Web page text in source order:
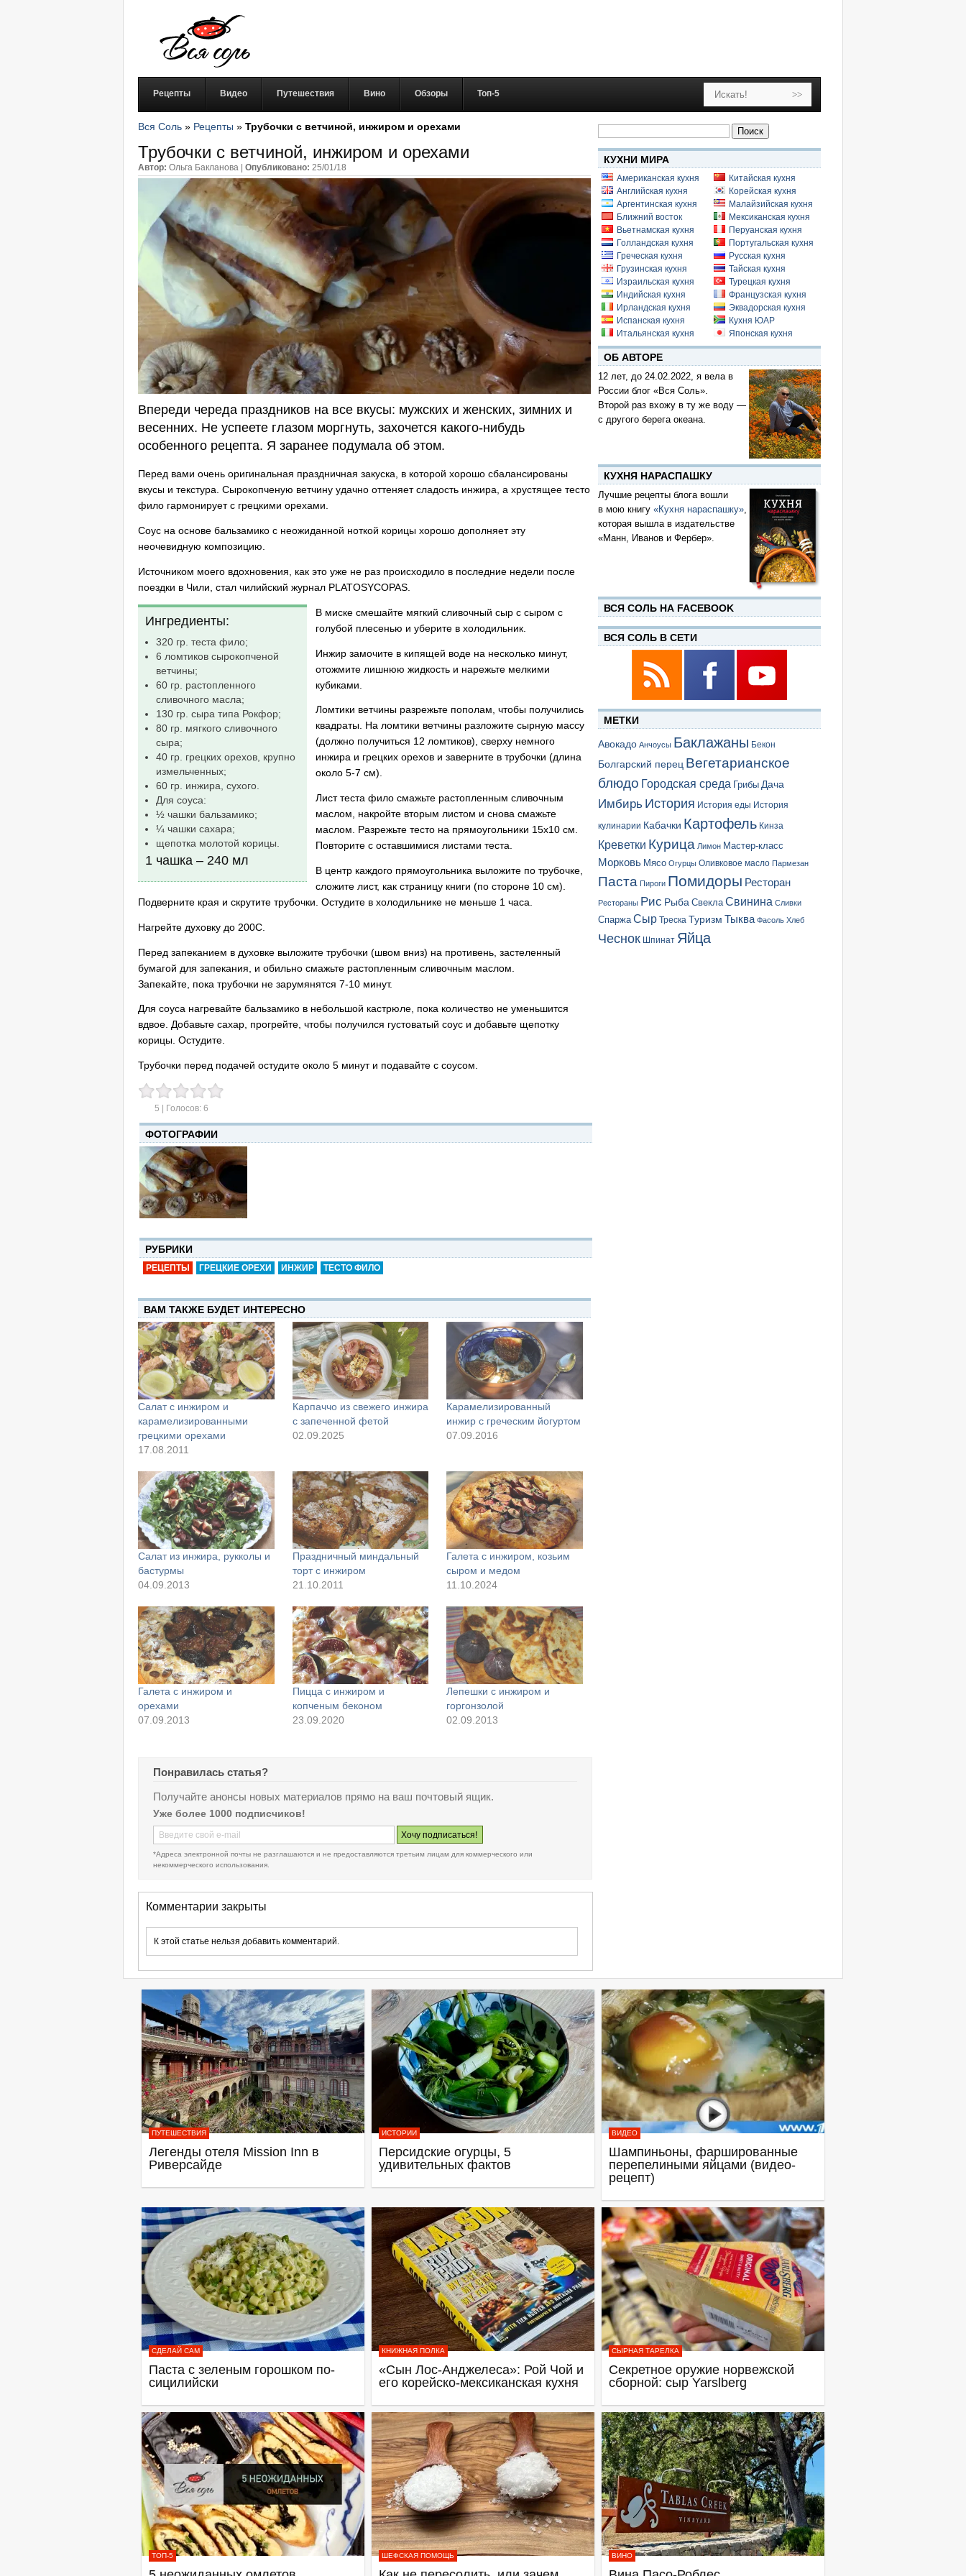
Рецепты Видео Путешествия Вино Обзоры Топ-5
Вся Соль » Рецепты » Трубочки с ветчиной, инжиром и орехами
Трубочки с ветчиной, инжиром и орехами
Автор: Ольга Бакланова | Опубликовано: 25/01/18
Впереди череда праздников на все вкусы: мужских и женских, зимних и
весенних. Не успеете глазом моргнуть, захочется какого-нибудь
особенного рецепта. Я заранее подумала об этом.
Перед вами очень оригинальная праздничная закуска, в которой хорошо сбалансированы
вкусы и текстура. Сырокопченую ветчину удачно оттеняет сладость инжира, а хрустящее тесто
фило гармонирует с грецкими орехами.
Соус на основе бальзамико с неожиданной ноткой корицы хорошо дополняет эту
неочевидную композицию.
Источником моего вдохновения, как это уже не раз происходило в последние недели после
поездки в Чили, стал чилийский журнал PLATOSYCOPAS.
Ингредиенты:
320 гр. теста фило;
6 ломтиков сырокопченой
ветчины;
60 гр. растопленного
сливочного масла;
130 гр. сыра типа Рокфор;
80 гр. мягкого сливочного
сыра;
40 гр. грецких орехов, крупно
измельченных;
60 гр. инжира, сухого.
Для соуса:
½ чашки бальзамико;
¼ чашки сахара;
щепотка молотой корицы.
1 чашка – 240 мл
В миске смешайте мягкий сливочный сыр с сыром с
голубой плесенью и уберите в холодильник.
Инжир замочите в кипящей воде на несколько минут,
отожмите лишнюю жидкость и нарежьте мелкими
кубиками.
Ломтики ветчины разрежьте пополам, чтобы получились
квадраты. На ломтики ветчины разложите сырную массу
(должно получиться 12 ломтиков), сверху немного
инжира и грецких орехов и заверните в трубочки (длина
около 5-7 см).
Лист теста фило смажьте растопленным сливочным
маслом, накройте вторым листом и снова смажьте
маслом. Разрежьте тесто на прямоугольники 15х10 см.
Повторите с оставшимися листами теста.
В центр каждого прямоугольника выложите по трубочке,
сложите лист, как страницу книги (по стороне 10 см).
Подверните края и скрутите трубочки. Остудите в холодильнике не меньше 1 часа.
Нагрейте духовку до 200С.
Перед запеканием в духовке выложите трубочки (швом вниз) на противень, застеленный
бумагой для запекания, и обильно смажьте растопленным сливочным маслом.
Запекайте, пока трубочки не зарумянятся 7-10 минут.
Для соуса нагревайте бальзамико в небольшой кастрюле, пока количество не уменьшится
вдвое. Добавьте сахар, прогрейте, чтобы получился густоватый соус и добавьте щепотку
корицы. Остудите.
Трубочки перед подачей остудите около 5 минут и подавайте с соусом.
5 | Голосов: 6
ФОТОГРАФИИ
РУБРИКИ
РЕЦЕПТЫ ГРЕЦКИЕ ОРЕХИ ИНЖИР ТЕСТО ФИЛО
ВАМ ТАКЖЕ БУДЕТ ИНТЕРЕСНО
Салат с инжиром и
карамелизированными
грецкими орехами
17.08.2011
Карпаччо из свежего инжира
с запеченной фетой
02.09.2025
Карамелизированный
инжир с греческим йогуртом
07.09.2016
Салат из инжира, рукколы и
бастурмы
04.09.2013
Праздничный миндальный
торт с инжиром
21.10.2011
Галета с инжиром, козьим
сыром и медом
11.10.2024
Галета с инжиром и
орехами
07.09.2013
Пицца с инжиром и
копченым беконом
23.09.2020
Лепешки с инжиром и
горгонзолой
02.09.2013
Понравилась статья?
Получайте анонсы новых материалов прямо на ваш почтовый ящик.
Уже более 1000 подписчиков!
*Адреса электронной почты не разглашаются и не предоставляются третьим лицам для коммерческого или
некоммерческого использования.
Комментарии закрыты
К этой статье нельзя добавить комментарий.
Найти:
КУХНИ МИРА
Американская кухня
Английская кухня
Аргентинская кухня
Ближний восток
Вьетнамская кухня
Голландская кухня
Греческая кухня
Грузинская кухня
Израильская кухня
Индийская кухня
Ирландская кухня
Испанская кухня
Итальянская кухня
Китайская кухня
Корейская кухня
Малайзийская кухня
Мексиканская кухня
Перуанская кухня
Португальская кухня
Русская кухня
Тайская кухня
Турецкая кухня
Французская кухня
Эквадорская кухня
Кухня ЮАР
Японская кухня
ОБ АВТОРЕ
12 лет, до 24.02.2022, я вела в
России блог «Вся Соль».
Второй раз вхожу в ту же воду —
с другого берега океана.
КУХНЯ НАРАСПАШКУ
Лучшие рецепты блога вошли
в мою книгу «Кухня нараспашку»,
которая вышла в издательстве
«Манн, Иванов и Фербер».
ВСЯ СОЛЬ НА FACEBOOK
ВСЯ СОЛЬ В СЕТИ
МЕТКИ
Авокадо Анчоусы Баклажаны Бекон
Болгарский перец Вегетарианское
блюдо Городская среда Грибы Дача
Имбирь История История еды История
кулинарии Кабачки Картофель Кинза
Креветки Курица Лимон Мастер-класс
Морковь Мясо Огурцы Оливковое масло Пармезан
Паста Пироги Помидоры Ресторан
Рестораны Рис Рыба Свекла Свинина Сливки
Спаржа Сыр Треска Туризм Тыква Фасоль Хлеб
Чеснок Шпинат Яйца
ПУТЕШЕСТВИЯ
Легенды отеля Mission Inn в
Риверсайде
ИСТОРИИ
Персидские огурцы, 5
удивительных фактов
ВИДЕО
Шампиньоны, фаршированные
перепелиными яйцами (видео-
рецепт)
СДЕЛАЙ САМ
Паста с зеленым горошком по-
сицилийски
КНИЖНАЯ ПОЛКА
«Сын Лос-Анджелеса»: Рой Чой и
его корейско-мексиканская кухня
СЫРНАЯ ТАРЕЛКА
Секретное оружие норвежской
сборной: сыр Yarslberg
ТОП-5 ШЕФСКАЯ ПОМОЩЬ ВИНО